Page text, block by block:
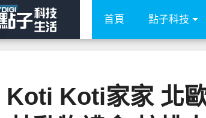
首頁 點子科技
Koti Koti家家 北